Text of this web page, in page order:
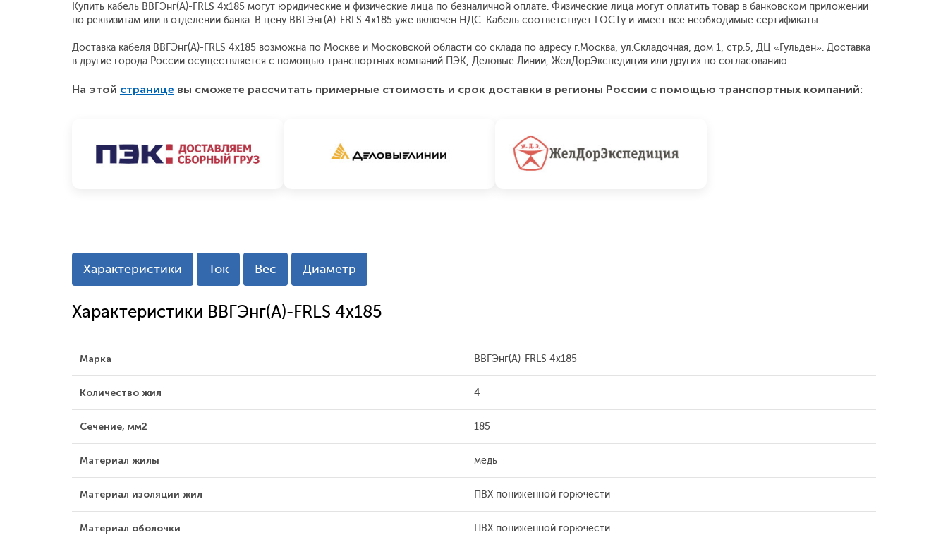
Купить кабель ВВГЭнг(А)-FRLS 4x185 могут юридические и физические лица по безналичной оплате. Физические лица могут оплатить товар в банковском приложении
по реквизитам или в отделении банка. В цену ВВГЭнг(А)-FRLS 4x185 уже включен НДС. Кабель соответствует ГОСТу и имеет все необходимые сертификаты.
Доставка кабеля ВВГЭнг(А)-FRLS 4x185 возможна по Москве и Московской области со склада по адресу г.Москва, ул.Складочная, дом 1, стр.5, ДЦ «Гульден». Доставка
в другие города России осуществляется с помощью транспортных компаний ПЭК, Деловые Линии, ЖелДорЭкспедиция или других по согласованию.
На этой странице вы сможете рассчитать примерные стоимость и срок доставки в регионы России с помощью транспортных компаний:
Характеристики Ток Вес Диаметр
Характеристики ВВГЭнг(А)-FRLS 4x185
Марка ВВГЭнг(А)-FRLS 4x185
Количество жил 4
Сечение, мм2 185
Материал жилы медь
Материал изоляции жил ПВХ пониженной горючести
Материал оболочки ПВХ пониженной горючести